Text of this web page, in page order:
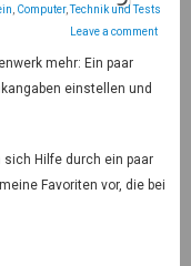
, Computer,
Technik und Tests
Leave a comment
mehr: Ein paar
einstellen und
Hilfe durch ein paar
Favoriten vor, die bei